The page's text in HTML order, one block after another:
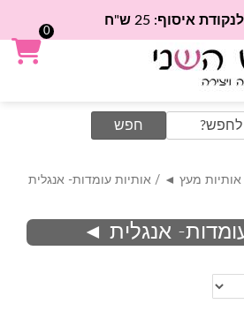
איסוף: 25 ש"ח
אותיות מעץ ◄ / אותיות עומדות- אנגלית
אנגלית ◄
0